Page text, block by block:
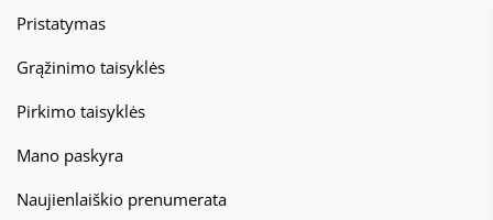
Pristatymas
Grąžinimo taisyklės
Pirkimo taisyklės
Mano paskyra
Naujienlaiškio prenumerata